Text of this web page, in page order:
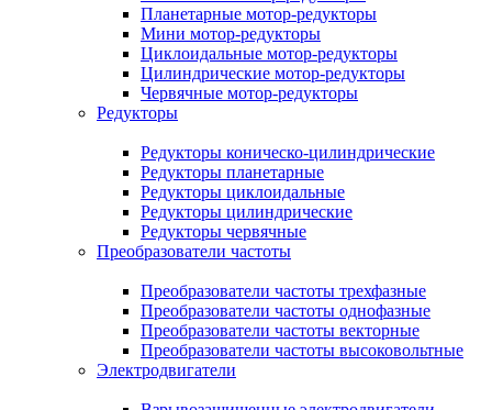
Планетарные мотор-редукторы
Мини мотор-редукторы
Циклоидальные мотор-редукторы
Цилиндрические мотор-редукторы
Червячные мотор-редукторы
Редукторы
Редукторы коническо-цилиндрические
Редукторы планетарные
Редукторы циклоидальные
Редукторы цилиндрические
Редукторы червячные
Преобразователи частоты
Преобразователи частоты трехфазные
Преобразователи частоты однофазные
Преобразователи частоты векторные
Преобразователи частоты высоковольтные
Электродвигатели